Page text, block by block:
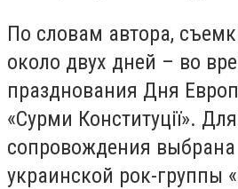
По словам автора,
около двух дней – во
празднования Дня
«Сурми Конституції».
сопровождения
украинской рок-группы